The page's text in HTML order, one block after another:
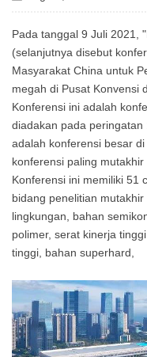
Pada tanggal 9 Juli 2021,
(selanjutnya disebut
Masyarakat China untuk
megah di Pusat Konvensi
Konferensi ini adalah
diadakan pada
adalah konferensi besar
konferensi paling
Konferensi ini memiliki 51
bidang penelitian
lingkungan, bahan
polimer, serat kinerja
tinggi, bahan superhard,